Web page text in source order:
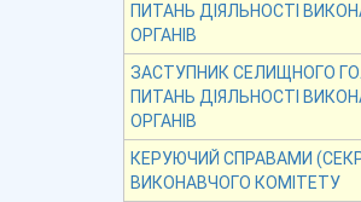
ПИТАНЬ ДІЯЛЬНОСТІ
ОРГАНІВ
ЗАСТУПНИК СЕЛИЩНОГО
ПИТАНЬ ДІЯЛЬНОСТІ
ОРГАНІВ
КЕРУЮЧИЙ СПРАВАМИ
ВИКОНАВЧОГО КОМІТЕТУ